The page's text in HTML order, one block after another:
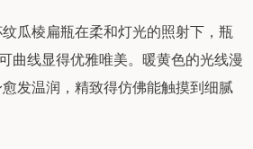
瓜棱扁瓶在柔和灯光的照射下，瓶
曲线显得优雅唯美。暖黄色的光线漫
发温润，精致得仿佛能触摸到细腻